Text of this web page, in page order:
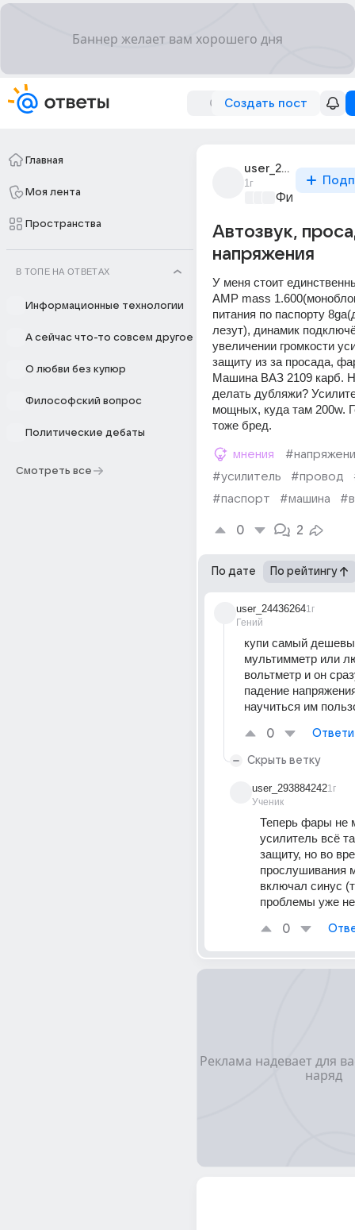
Создать пост
Главная
Моя лента
Пространства
В ТОПЕ НА ОТВЕТАХ
Информационные технологии
А сейчас что-то совсем другое
О любви без купюр
Философский вопрос
Политические дебаты
Смотреть все
user_293884242
1г
Физика
Автозвук,
напряжения
У меня стоит
AMP mass
питания по паспорту
лезут), динамик
увеличении громкости
защиту из за просада,
Машина ВАЗ 2109 карб.
делать дубляжи?
мощных, куда там 200w.
тоже бред.
мнения
#усилитель
#провод
#паспорт
#машина
0 2
По дате По рейтингу
user_24436264
Гений
1г
купи самый
мультимметр или
вольтметр и он
падение
научиться им
0
Скрыть ветку
user_293884242
Ученик
1г
Теперь фары не
усилитель всë
защиту, но во
прослушивания
включал синус
проблемы уже
0